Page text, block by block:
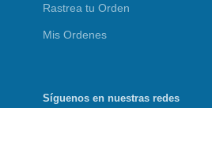
Rastrea tu Orden
Mis Ordenes
Síguenos en nuestras redes